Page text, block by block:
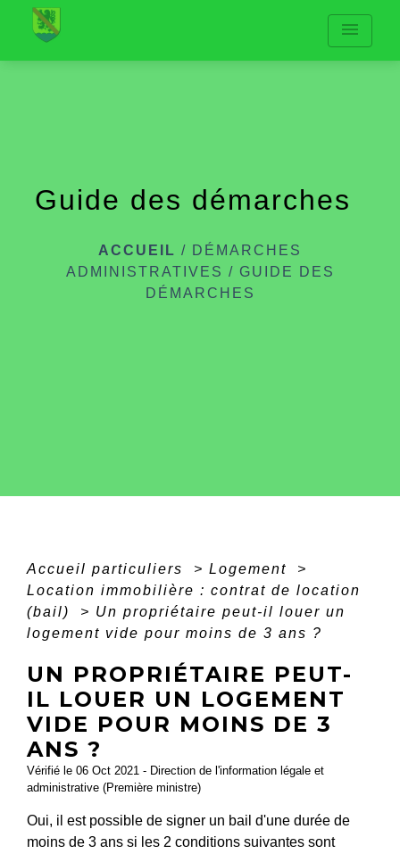
menu
Guide des démarches
ACCUEIL / DÉMARCHES
ADMINISTRATIVES / GUIDE DES
DÉMARCHES
Accueil particuliers > Logement
>
Location immobilière : contrat de location
(bail)
> Un propriétaire peut-il louer un
logement vide pour moins de 3 ans ?
UN PROPRIÉTAIRE PEUT-
IL LOUER UN LOGEMENT
VIDE POUR MOINS DE 3
ANS ?
Vérifié le 06 Oct 2021 - Direction de l'information légale et
administrative (Première ministre)
Oui, il est possible de signer un bail d'une durée de
moins de 3 ans si les 2 conditions suivantes sont